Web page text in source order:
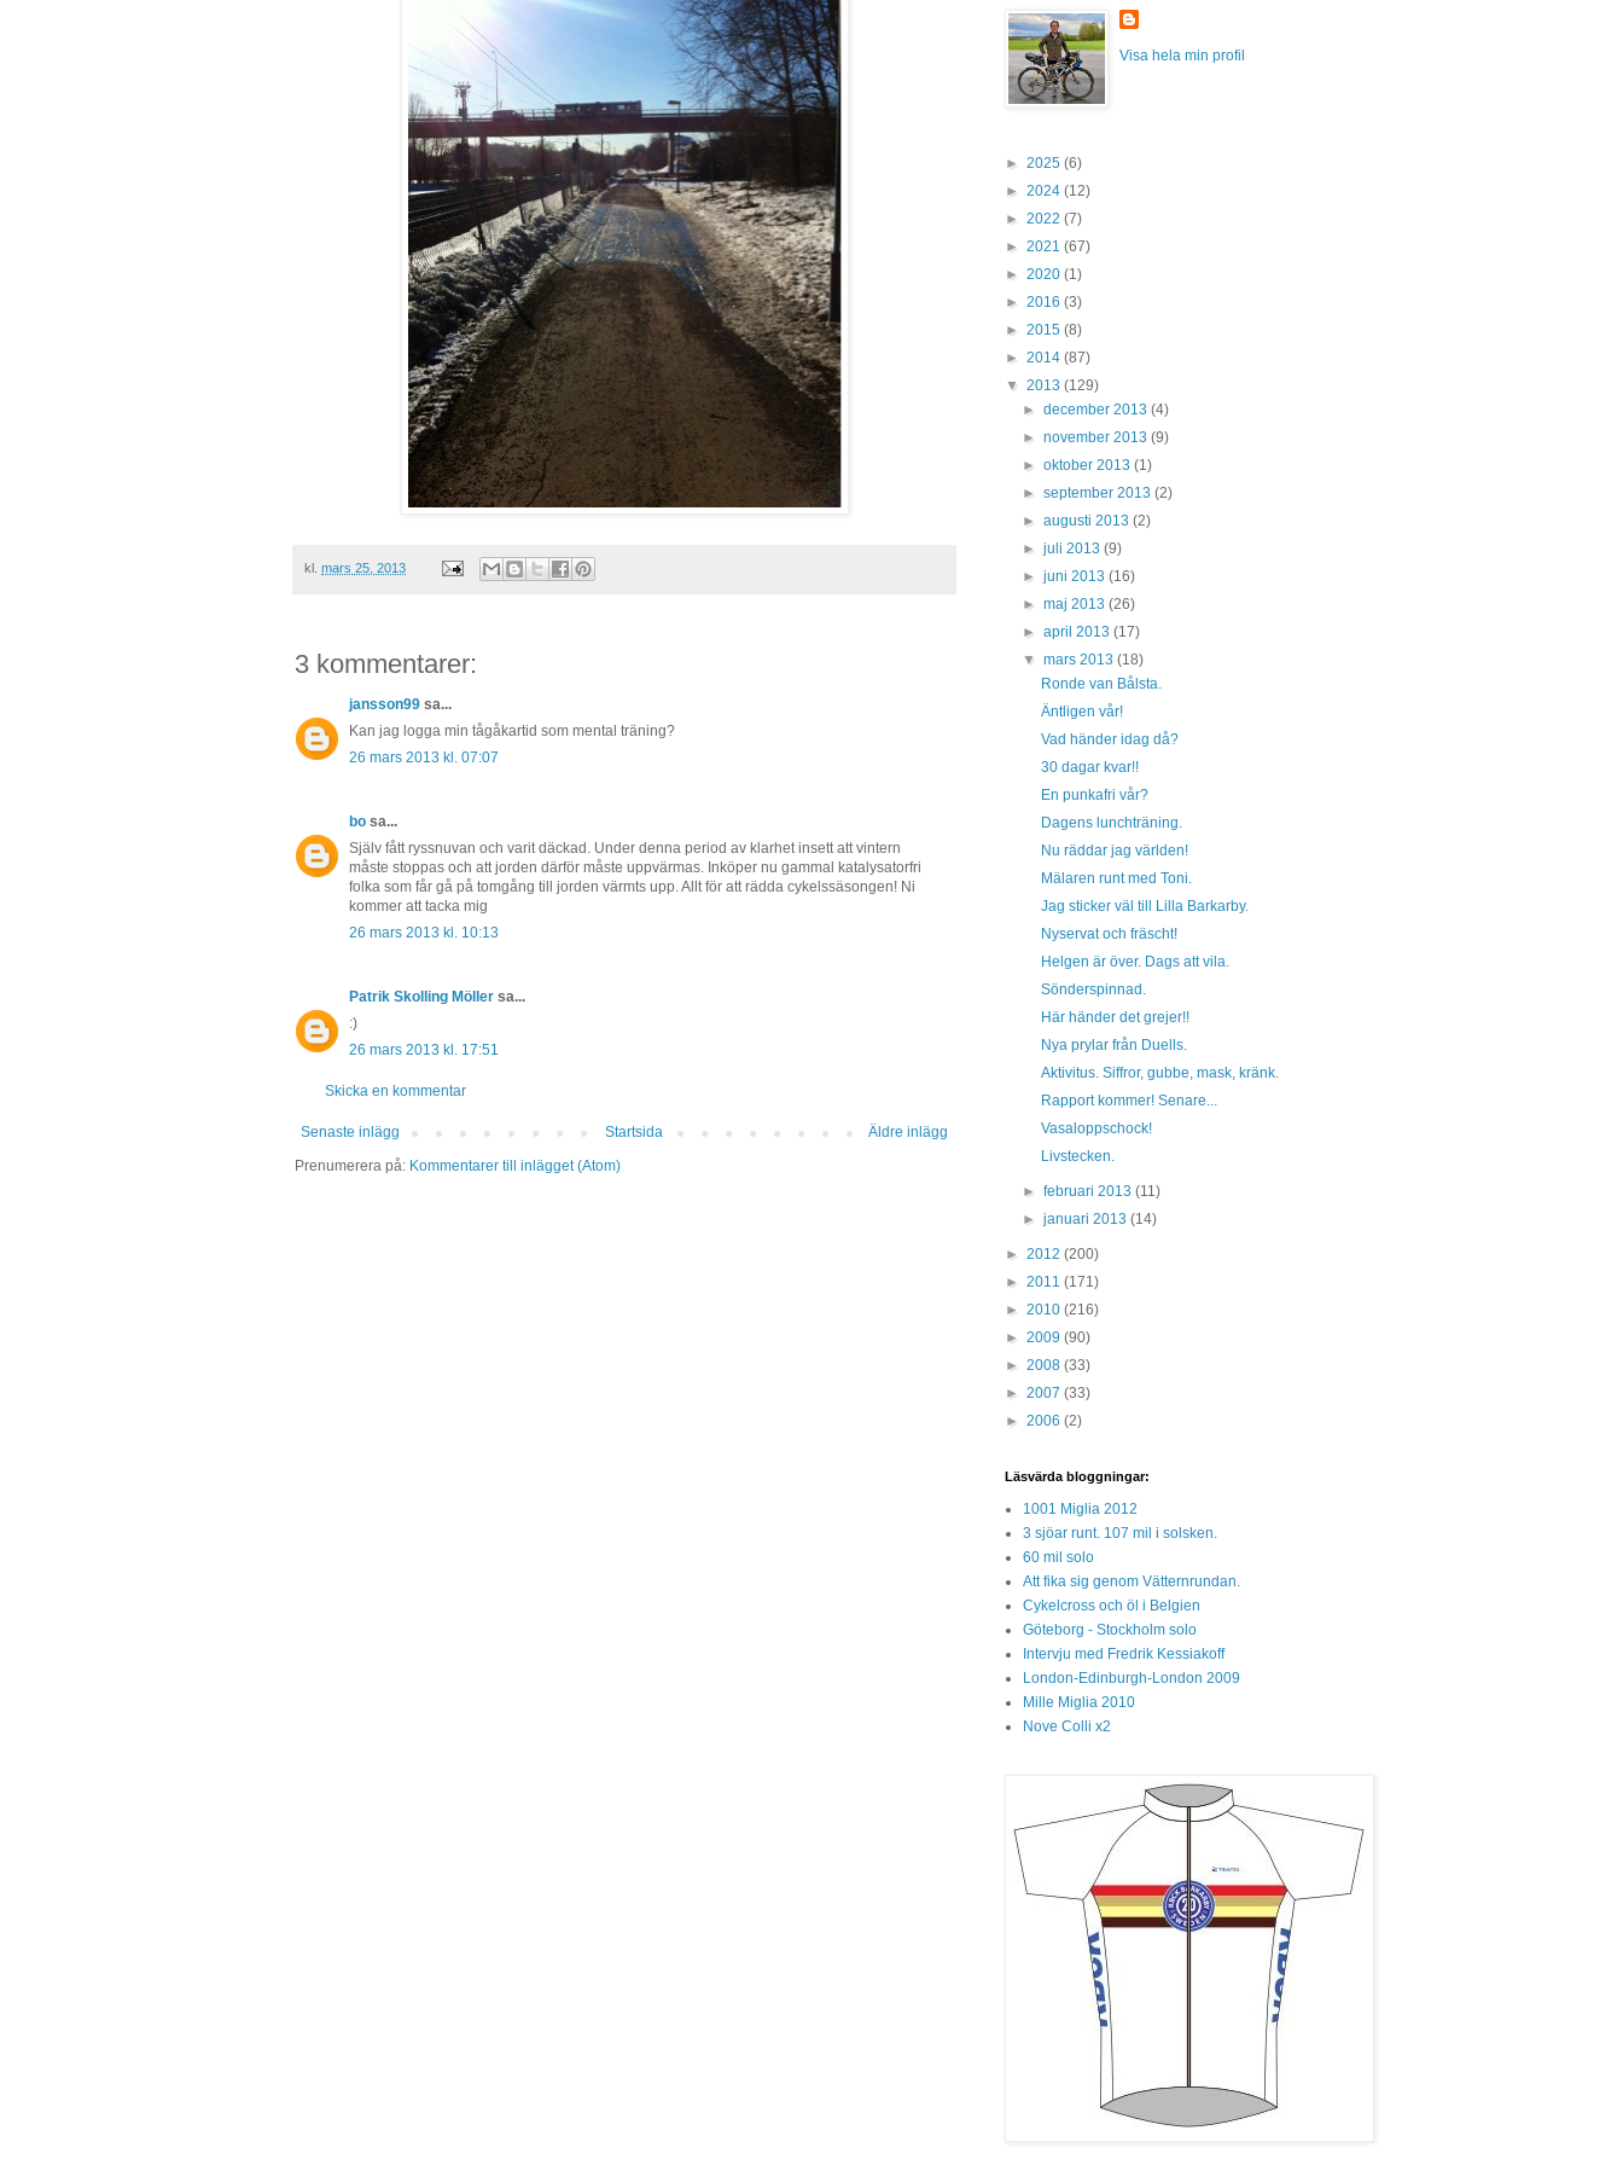
kl. mars 25, 2013
3 kommentarer:
jansson99 sa...
Kan jag logga min tågåkartid som mental träning?
26 mars 2013 kl. 07:07
bo sa...
Själv fått ryssnuvan och varit däckad. Under denna period av klarhet insett att vintern
måste stoppas och att jorden därför måste uppvärmas. Inköper nu gammal katalysatorfri
folka som får gå på tomgång till jorden värmts upp. Allt för att rädda cykelssäsongen! Ni
kommer att tacka mig
26 mars 2013 kl. 10:13
Patrik Skolling Möller sa...
:)
26 mars 2013 kl. 17:51
Skicka en kommentar
Senaste inlägg Äldre inlägg
Startsida
Prenumerera på: Kommentarer till inlägget (Atom)
Visa hela min profil
► 2025 (6)
► 2024 (12)
► 2022 (7)
► 2021 (67)
► 2020 (1)
► 2016 (3)
► 2015 (8)
► 2014 (87)
▼ 2013 (129)
►december 2013(4)
►november 2013(9)
►oktober 2013(1)
►september 2013(2)
►augusti 2013(2)
►juli 2013(9)
►juni 2013(16)
►maj 2013(26)
►april 2013(17)
▼mars 2013(18)
Ronde van Bålsta.
Äntligen vår!
Vad händer idag då?
30 dagar kvar!!
En punkafri vår?
Dagens lunchträning.
Nu räddar jag världen!
Mälaren runt med Toni.
Jag sticker väl till Lilla Barkarby.
Nyservat och fräscht!
Helgen är över. Dags att vila.
Sönderspinnad.
Här händer det grejer!!
Nya prylar från Duells.
Aktivitus. Siffror, gubbe, mask, kränk.
Rapport kommer! Senare...
Vasaloppschock!
Livstecken.
►februari 2013(11)
►januari 2013(14)
► 2012 (200)
► 2011 (171)
► 2010 (216)
► 2009 (90)
► 2008 (33)
► 2007 (33)
► 2006 (2)
Läsvärda bloggningar:
1001 Miglia 2012
3 sjöar runt. 107 mil i solsken.
60 mil solo
Att fika sig genom Vätternrundan.
Cykelcross och öl i Belgien
Göteborg - Stockholm solo
Intervju med Fredrik Kessiakoff
London-Edinburgh-London 2009
Mille Miglia 2010
Nove Colli x2